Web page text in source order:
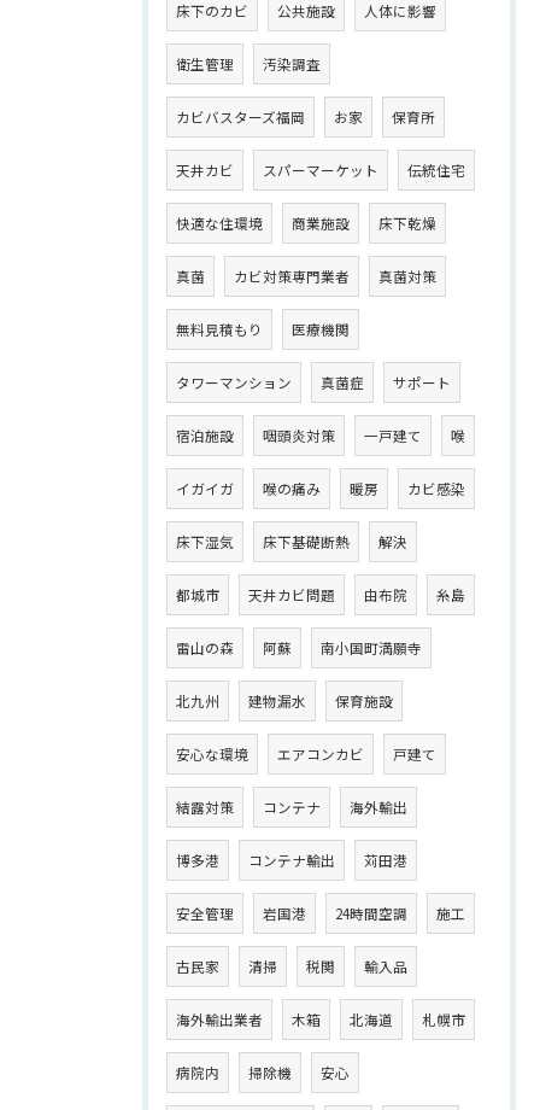
床下のカビ 公共施設 人体に影響
衛生管理 汚染調査
カビバスターズ福岡 お家 保育所
天井カビ スパーマーケット 伝統住宅
快適な住環境 商業施設 床下乾燥
真菌 カビ対策専門業者 真菌対策
無料見積もり 医療機関
タワーマンション 真菌症 サポート
宿泊施設 咽頭炎対策 一戸建て 喉
イガイガ 喉の痛み 暖房 カビ感染
床下湿気 床下基礎断熱 解決
都城市 天井カビ問題 由布院 糸島
雷山の森 阿蘇 南小国町満願寺
北九州 建物漏水 保育施設
安心な環境 エアコンカビ 戸建て
結露対策 コンテナ 海外輸出
博多港 コンテナ輸出 苅田港
安全管理 岩国港 24時間空調 施工
古民家 清掃 税関 輸入品
海外輸出業者 木箱 北海道 札幌市
病院内 掃除機 安心